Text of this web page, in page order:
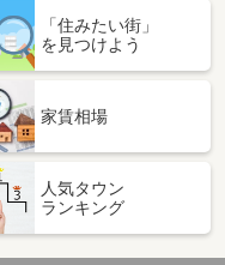
「住みたい街」
を見つけよう
家賃相場
人気タウン
ランキング